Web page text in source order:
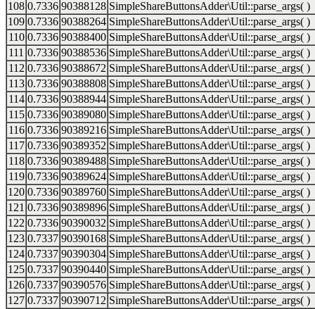
108 0.7336 90388128 SimpleShareButtonsAdder\Util::parse_args( )
109 0.7336 90388264 SimpleShareButtonsAdder\Util::parse_args( )
110 0.7336 90388400 SimpleShareButtonsAdder\Util::parse_args( )
111 0.7336 90388536 SimpleShareButtonsAdder\Util::parse_args( )
112 0.7336 90388672 SimpleShareButtonsAdder\Util::parse_args( )
113 0.7336 90388808 SimpleShareButtonsAdder\Util::parse_args( )
114 0.7336 90388944 SimpleShareButtonsAdder\Util::parse_args( )
115 0.7336 90389080 SimpleShareButtonsAdder\Util::parse_args( )
116 0.7336 90389216 SimpleShareButtonsAdder\Util::parse_args( )
117 0.7336 90389352 SimpleShareButtonsAdder\Util::parse_args( )
118 0.7336 90389488 SimpleShareButtonsAdder\Util::parse_args( )
119 0.7336 90389624 SimpleShareButtonsAdder\Util::parse_args( )
120 0.7336 90389760 SimpleShareButtonsAdder\Util::parse_args( )
121 0.7336 90389896 SimpleShareButtonsAdder\Util::parse_args( )
122 0.7336 90390032 SimpleShareButtonsAdder\Util::parse_args( )
123 0.7337 90390168 SimpleShareButtonsAdder\Util::parse_args( )
124 0.7337 90390304 SimpleShareButtonsAdder\Util::parse_args( )
125 0.7337 90390440 SimpleShareButtonsAdder\Util::parse_args( )
126 0.7337 90390576 SimpleShareButtonsAdder\Util::parse_args( )
127 0.7337 90390712 SimpleShareButtonsAdder\Util::parse_args( )